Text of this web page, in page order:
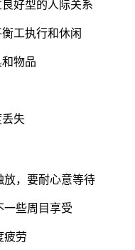
好型的人际关系
工执行和休闲
物品
失
放，要耐心意等待
一些周目享受
疲劳